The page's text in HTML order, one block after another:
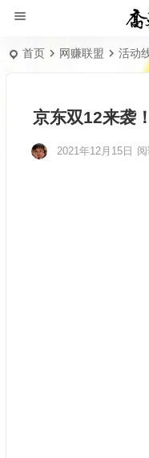
首页 网赚联盟 活动
京东双12来袭
2021年12月15日